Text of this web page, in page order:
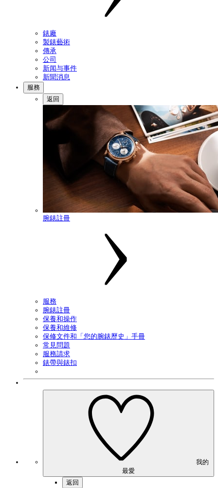
錶廠
製錶藝術
傳承
公司
新闻与事件
新聞消息
服務
返回
腕錶註冊
服務
腕錶註冊
保養和操作
保養和維修
保修文件和「您的腕錶歷史」手冊
常見問題
服務請求
錶帶與錶扣
最愛
返回